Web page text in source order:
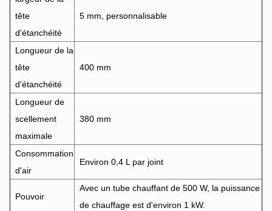
tête
d'étanchéité
5 mm, personnalisable
Longueur de la
tête
d'étanchéité
400 mm
Longueur de
scellement
maximale
380 mm
Consommation
d'air
Environ 0,4 L par joint
Pouvoir
Avec un tube chauffant de 500 W, la puissance
de chauffage est d'environ 1 kW.